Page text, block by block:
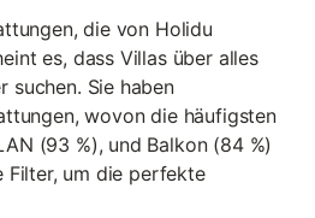
die von Holidu
es, dass Villas über alles
suchen. Sie haben
wovon die häufigsten
(93 %), und Balkon (84 %)
Filter, um die perfekte